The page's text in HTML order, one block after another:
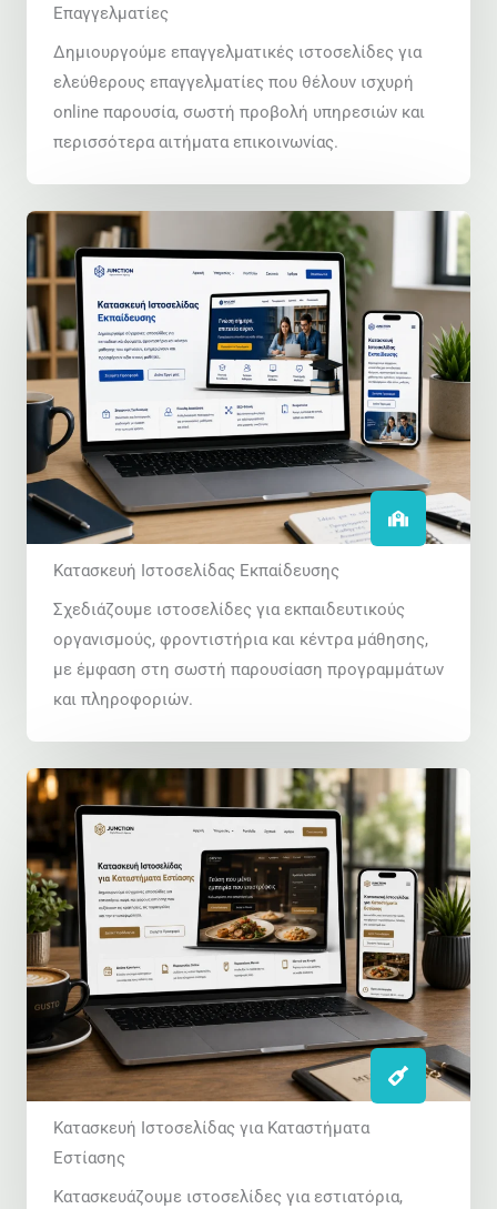
Επαγγελματίες
Δημιουργούμε επαγγελματικές ιστοσελίδες για
ελεύθερους επαγγελματίες που θέλουν ισχυρή
online παρουσία, σωστή προβολή υπηρεσιών και
περισσότερα αιτήματα επικοινωνίας.
Κατασκευή Ιστοσελίδας Εκπαίδευσης
Σχεδιάζουμε ιστοσελίδες για εκπαιδευτικούς
οργανισμούς, φροντιστήρια και κέντρα μάθησης,
με έμφαση στη σωστή παρουσίαση προγραμμάτων
και πληροφοριών.
Κατασκευή Ιστοσελίδας για Καταστήματα
Εστίασης
Κατασκευάζουμε ιστοσελίδες για εστιατόρια,